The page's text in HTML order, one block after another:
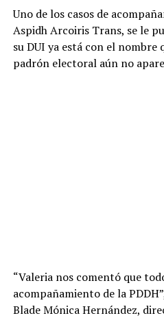
Uno de los casos de
Aspidh Arcoiris Trans, se le
su DUI ya está con el nombre
padrón electoral aún no
“Valeria nos comentó que
acompañamiento de la
Blade Mónica Hernández,